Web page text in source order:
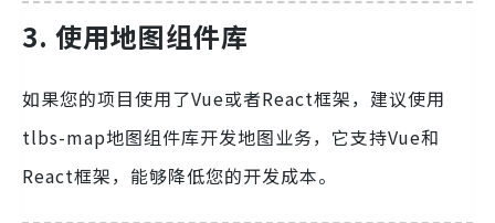
3. 使用地图组件库
如果您的项目使用了Vue或者React框架，建议使用
tlbs-map地图组件库开发地图业务，它支持Vue和
React框架，能够降低您的开发成本。